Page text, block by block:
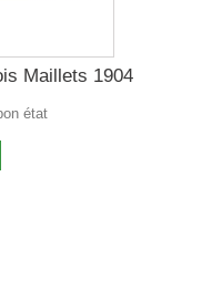
Maillets 1904
état